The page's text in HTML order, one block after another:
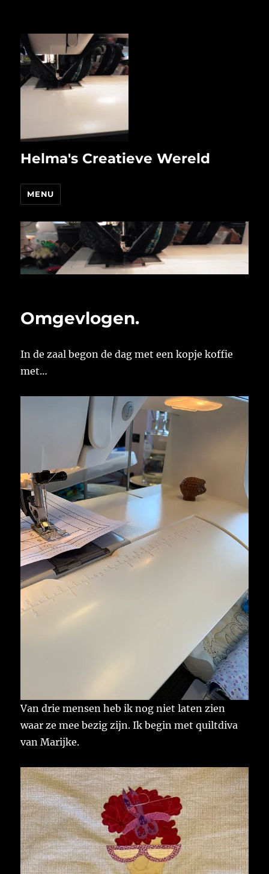
Helma's Creatieve Wereld
MENU
Omgevlogen.
In de zaal begon de dag met een kopje koffie
met…
Van drie mensen heb ik nog niet laten zien
waar ze mee bezig zijn. Ik begin met quiltdiva
van Marijke.